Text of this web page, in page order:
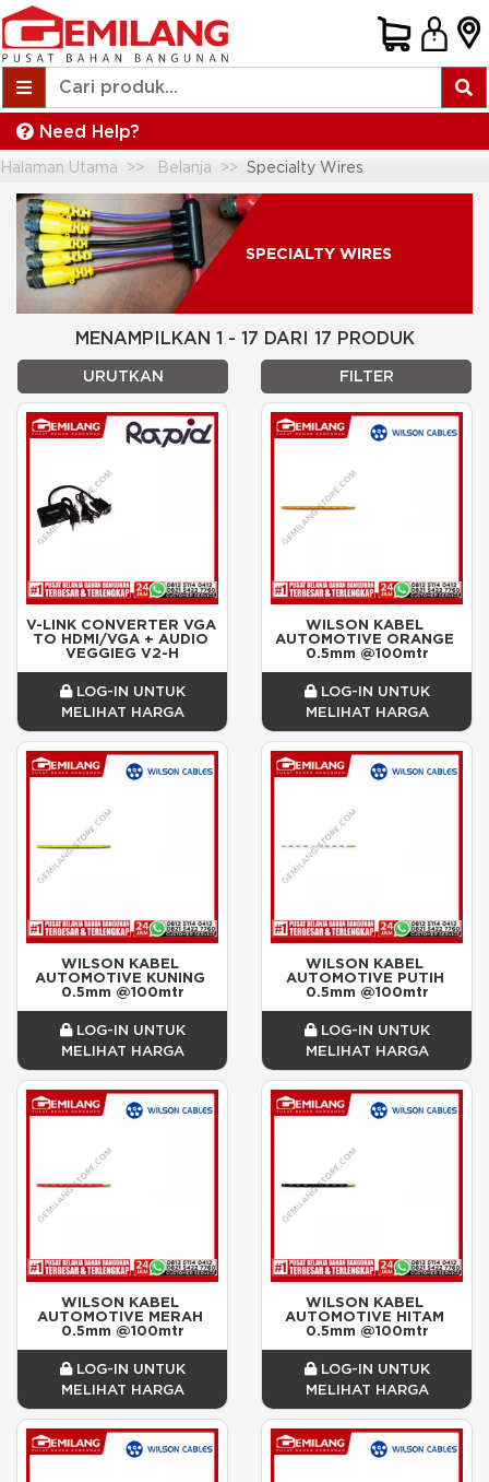
Need Help?
Halaman Utama Belanja Specialty Wires
SPECIALTY WIRES
MENAMPILKAN 1 - 17 DARI 17 PRODUK
URUTKAN FILTER
V-LINK CONVERTER VGA
TO HDMI/VGA + AUDIO
VEGGIEG V2-H
LOG-IN UNTUK
MELIHAT HARGA
WILSON KABEL
AUTOMOTIVE ORANGE
0.5mm @100mtr
LOG-IN UNTUK
MELIHAT HARGA
WILSON KABEL
AUTOMOTIVE KUNING
0.5mm @100mtr
LOG-IN UNTUK
MELIHAT HARGA
WILSON KABEL
AUTOMOTIVE PUTIH
0.5mm @100mtr
LOG-IN UNTUK
MELIHAT HARGA
WILSON KABEL
AUTOMOTIVE MERAH
0.5mm @100mtr
LOG-IN UNTUK
MELIHAT HARGA
WILSON KABEL
AUTOMOTIVE HITAM
0.5mm @100mtr
LOG-IN UNTUK
MELIHAT HARGA